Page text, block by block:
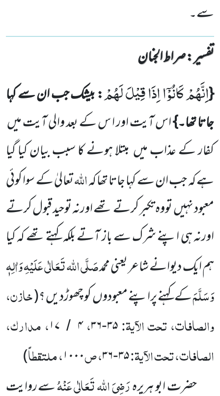
سے۔
تفسیر : ‎صراط الجنان
{اِنَّهُمْ كَانُوْۤا اِذَا قِیْلَ لَهُمْ: بیشک جب ان سے کہا
جاتا تھا۔}اس آیت اور ا س کے بعد والی آیت میں
کفار کے عذابمیں مبتلا ہونے کا سبب بیان کیا گیا
ہے کہ جب ان سے کہا جاتا تھا کہاللہتعالیٰ کے سوا کوئی
معبود نہیںتووہ تکبر کرتے تھے اورنہ توحید قبول کرتے
اورنہ ہی اپنے شرک سے باز آتے بلکہ کہتے تھے کہ کیا
ہم ایک دیوانے شاعر یعنی محمدصَلَّی اللہ تَعَالٰی عَلَیْہِ وَاٰلِہٖ
وَسَلَّمَکے کہنے پراپنے معبودوںکو چھوڑدیں ؟(خازن،
والصافات، تحت الآیۃ:۳۵-۳۶،۴ / ۱۷، مدارک،
الصافات، تحت الآیۃ:۳۵-۳۶، ص۱۰۰۰، ملتقطاً)
حضرت ابو ہریرہرَضِیَ اللہ تَعَالٰی عَنْہُسے روایت